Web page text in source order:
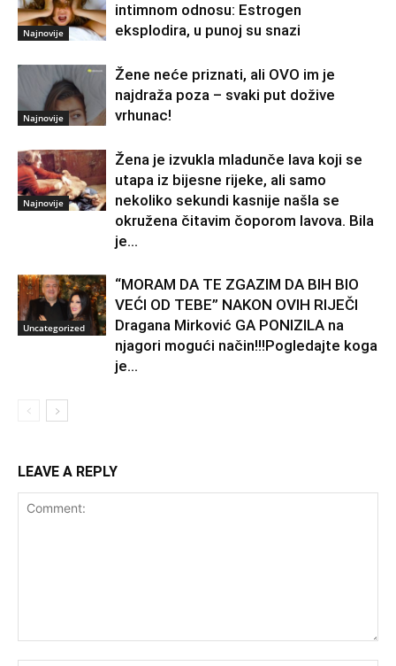
Najnovije
intimnom odnosu: Estrogen
eksplodira, u punoj su snazi
Najnovije
Žene neće priznati, ali OVO im je
najdraža poza – svaki put dožive
vrhunac!
Najnovije
Žena je izvukla mladunče lava koji se
utapa iz bijesne rijeke, ali samo
nekoliko sekundi kasnije našla se
okružena čitavim čoporom lavova. Bila
je...
Uncategorized
“MORAM DA TE ZGAZIM DA BIH BIO
VEĆI OD TEBE” NAKON OVIH RIJEČI
Dragana Mirković GA PONIZILA na
njagori mogući način!!!Pogledajte koga
je...
LEAVE A REPLY